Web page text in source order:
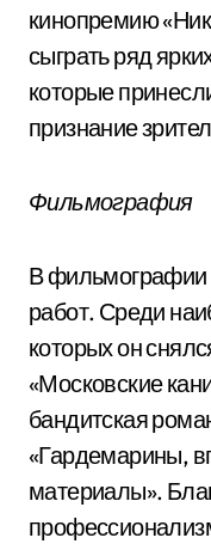
кинопремию
сыграть ряд
которые
признание
Фильмография
В
работ. Среди
которых он
«Московские
бандитская
«Гардемарины,
материалы».